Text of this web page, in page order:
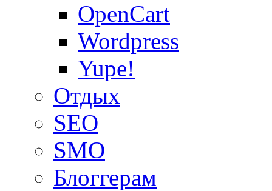
OpenCart
Wordpress
Yupe!
Oтдых
SEO
SMO
Блоггерам